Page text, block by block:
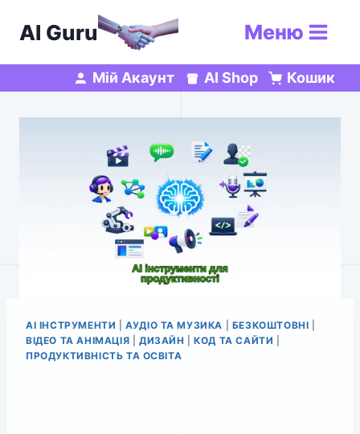
AI Guru Меню
Мій Акаунт AI Shop Кошик
AI ІНСТРУМЕНТИ |АУДІО ТА МУЗИКА БЕЗКОШТОВНІ
ВІДЕО ТА АНІМАЦІЯ
ДИЗАЙН |КОД ТА САЙТИ
ПРОДУКТИВНІСТЬ ТА ОСВІТА